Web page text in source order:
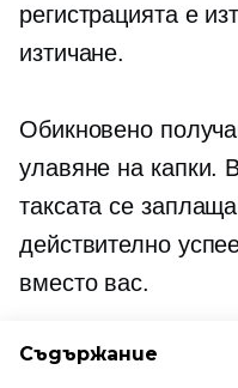
регистрацията е
изтичане.
Обикновено
улавяне на капки.
таксата се
действително
вместо вас.
Някои услуги за
Съдържание